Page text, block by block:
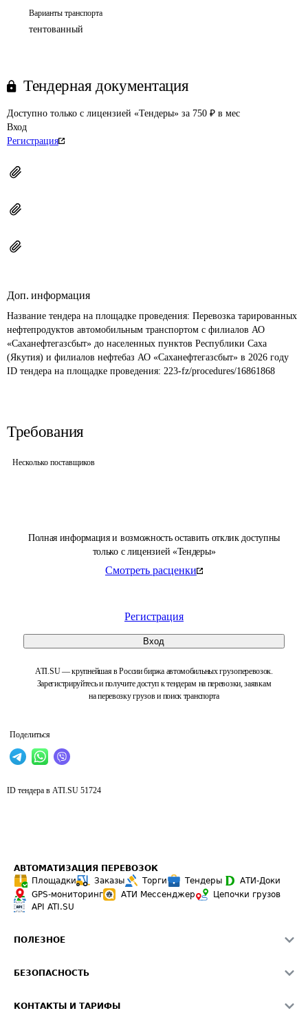
Полная информация и возможность оставить отклик доступны
только с лицензией «Тендеры»
Смотреть расценки
Регистрация
Вход
ATI.SU — крупнейшая в России биржа автомобильных грузоперевозок.
Зарегистрируйтесь и получите доступ к тендерам на перевозки, заявкам
на перевозку грузов и поиск транспорта
Поделиться
Варианты транспорта
тентованный
Тендерная документация
Доступно только с лицензией «Тендеры» за 750 ₽ в мес
Вход
Регистрация
Доп. информация
Название тендера на площадке проведения: Перевозка тарированных
нефтепродуктов автомобильным транспортом с филиалов АО
«Саханефтегазсбыт» до населенных пунктов Республики Саха
(Якутия) и филиалов нефтебаз АО «Саханефтегазсбыт» в 2026 году
ID тендера на площадке проведения: 223-fz/procedures/16861868
Требования
Несколько поставщиков
ID тендера в ATI.SU 51724
АВТОМАТИЗАЦИЯ ПЕРЕВОЗОК
Площадки
Заказы Торги Тендеры
АТИ-Доки
GPS-мониторинг
АТИ Мессенджер
Цепочки грузов
API ATI.SU
ПОЛЕЗНОЕ
Звезды ATI.SU на вашем сайте
БЕЗОПАСНОСТЬ
КОНТАКТЫ И ТАРИФЫ